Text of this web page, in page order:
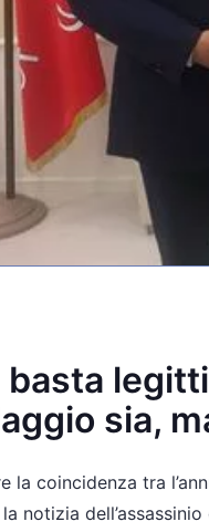
basta
sia,
la coincidenza tra
notizia